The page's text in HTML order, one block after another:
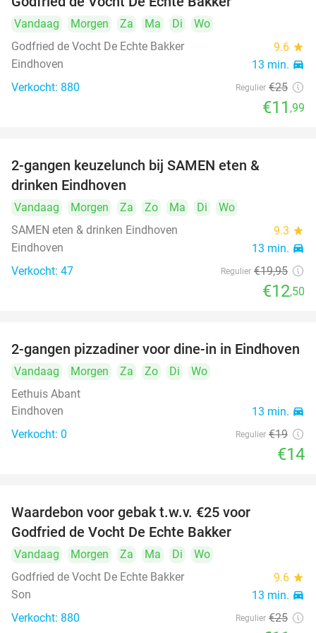
Vandaag Morgen Za Ma Di
Wo
Godfried de Vocht De Echte Bakker
9.6 star
Eindhoven 13 min. directions_car
Verkocht: 880 Regulier €25
€11 ,99
2-gangen keuzelunch bij SAMEN eten &
drinken Eindhoven
Vandaag Morgen Za Zo Ma Di
Wo
SAMEN eten & drinken Eindhoven
9.3 star
Eindhoven 13 min. directions_car
Verkocht: 47 Regulier €19,95
€12,50
26%
2-gangen pizzadiner voor dine-in in Eindhoven
Vandaag Morgen Za Zo Di
Wo
Eethuis Abant
Eindhoven
13 min. directions_car
Verkocht: 0 Regulier €19
€14
Waardebon voor gebak t.w.v. €25 voor
Godfried de Vocht De Echte Bakker
Vandaag Morgen Za Ma Di
Wo
Godfried de Vocht De Echte Bakker
9.6 star
Son 13 min. directions_car
Verkocht: 880 Regulier €25